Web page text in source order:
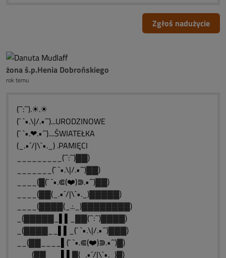
Zgłoś nadużycie
żona ś.p.Henia Dobrońskiego
rok temu
(¯`:´¯).☀.☀
(¯ `•.\|/.•´¯)...URODZINOWE
(¯ `•.❤.•´¯)....ŚWIATEŁKA
(_.•´/|\`•._) .PAMIĘCI
_________(¯`:´¯)▓▓)
_______(¯ `•.\|/.•´¯)▓▓)
____(▓(¯ `•.⋐(❤️)⋑.•´¯)▓▓)
____(▓▓(_.•´/|\`•._)▓▓▓▓▓)
____(▓▓▓▓(_.:._)▓▓▓▓▓▓▓▓)
_(▓▓▓▓▓_▌▌_▓▓(¯`:´¯)▓▓▓▓)
_(▓▓▓▓__▌▌_(¯ `•.\|/.•´¯)▓▓▓)
__(▓▓____▌(¯ `•.⋐(❤️)⋑.•´¯)▓)
___(▓▓___▌▌▓(_.•´/|\`•._)▓)